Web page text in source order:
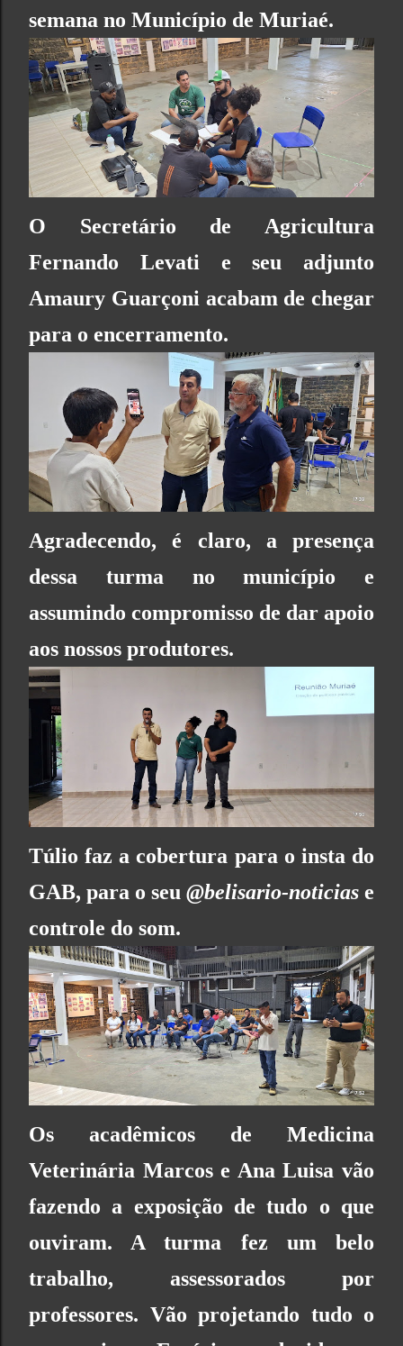
semana no Município de Muriaé.
O Secretário de Agricultura
Fernando Levati e seu adjunto
Amaury Guarçoni acabam de chegar
para o encerramento.
Agradecendo, é claro, a presença
dessa turma no município e
assumindo compromisso de dar apoio
aos nossos produtores.
Túlio faz a cobertura para o insta do
GAB, para o seu @belisario-noticias e
controle do som.
Os acadêmicos de Medicina
Veterinária Marcos e Ana Luisa vão
fazendo a exposição de tudo o que
ouviram. A turma fez um belo
trabalho, assessorados por
professores. Vão projetando tudo o